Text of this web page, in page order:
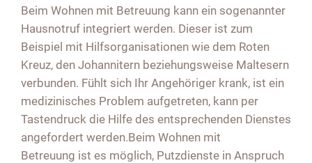
Beim Wohnen mit Betreuung kann ein sogenannter
Hausnotruf integriert werden. Dieser ist zum
Beispiel mit Hilfsorganisationen wie dem Roten
Kreuz, den Johannitern beziehungsweise Maltesern
verbunden. Fühlt sich Ihr Angehöriger krank, ist ein
medizinisches Problem aufgetreten, kann per
Tastendruck die Hilfe des entsprechenden Dienstes
angefordert werden.Beim Wohnen mit
Betreuung ist es möglich, Putzdienste in Anspruch